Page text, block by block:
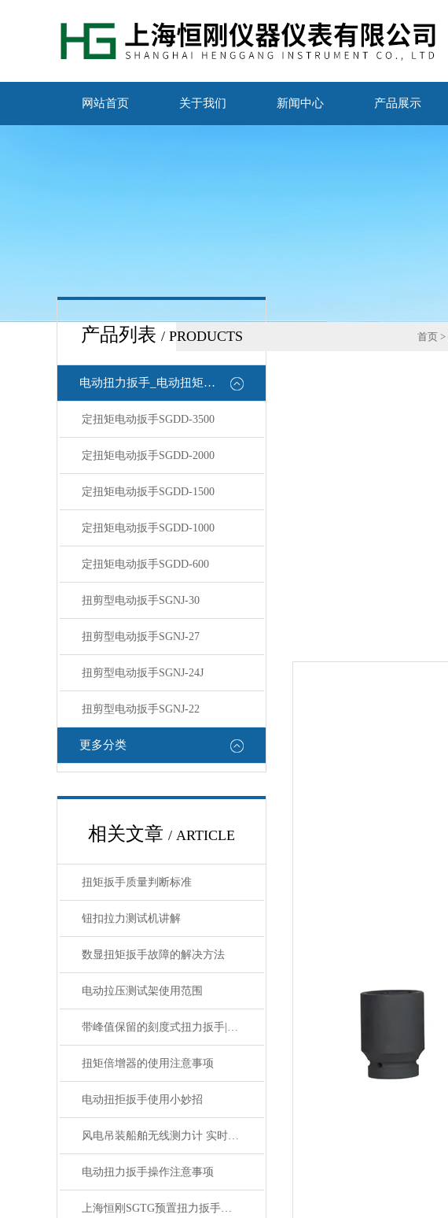
网站首页 关于我们 新闻中心 产品展示
产品列表 / PRODUCTS
电动扭力扳手_电动扭矩扳手
定扭矩电动扳手SGDD-3500
定扭矩电动扳手SGDD-2000
定扭矩电动扳手SGDD-1500
定扭矩电动扳手SGDD-1000
定扭矩电动扳手SGDD-600
扭剪型电动扳手SGNJ-30
扭剪型电动扳手SGNJ-27
扭剪型电动扳手SGNJ-24J
扭剪型电动扳手SGNJ-22
更多分类
相关文章 / ARTICLE
扭矩扳手质量判断标准
钮扣拉力测试机讲解
数显扭矩扳手故障的解决方法
电动拉压测试架使用范围
带峰值保留的刻度式扭力扳手|3-10n.m测试带峰值保留的力矩扳手
扭矩倍增器的使用注意事项
电动扭拒扳手使用小妙招
风电吊装船舶无线测力计 实时数据存储船舶无线拉力计
电动扭力扳手操作注意事项
上海恒刚SGTG预置扭力扳手使用前注意事项与标准化操作
首页 >